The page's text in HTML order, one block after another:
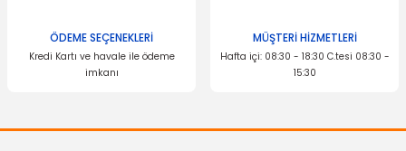
İTHAL ÜRÜN
Sis Far Çerçevesi Focus Krom Sağ
301,46 TL
ÖDEME SEÇENEKLERİ
Kredi Kartı ve havale ile ödeme
imkanı
MÜŞTERİ HİZMETLERİ
Hafta içi: 08:30 - 18:30 C.tesi 08:30 -
15:30